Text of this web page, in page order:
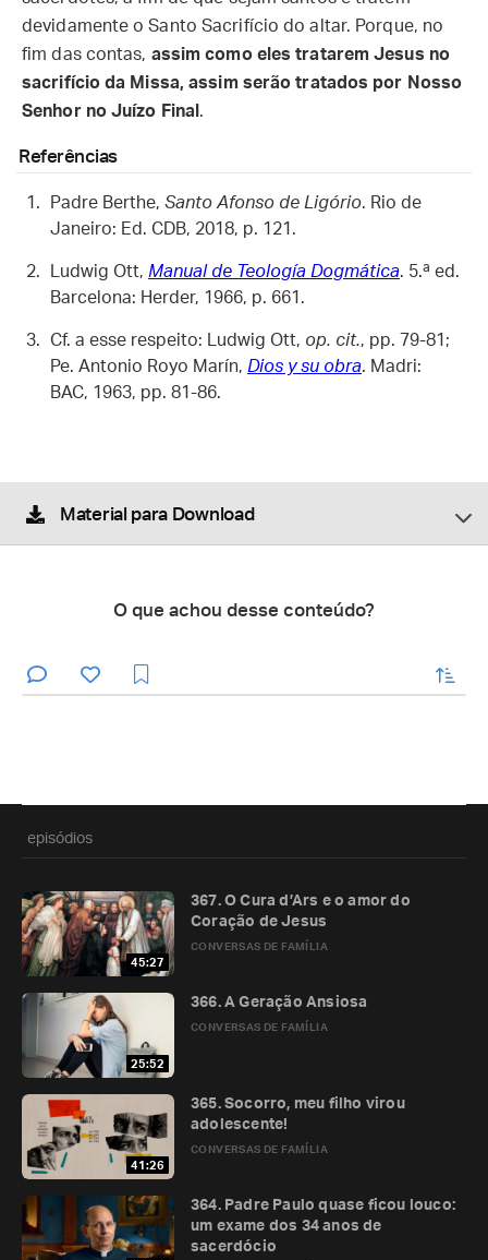
devidamente o Santo Sacrifício do altar. Porque, no
fim das contas, assim como eles tratarem Jesus no
sacrifício da Missa, assim serão tratados por Nosso
Senhor no Juízo Final .
Referências
Padre Berthe, Santo Afonso de Ligório. Rio de
Janeiro: Ed. CDB, 2018, p. 121.
Ludwig Ott, Manual de Teología Dogmática. 5.ª ed.
Barcelona: Herder, 1966, p. 661.
Cf. a esse respeito: Ludwig Ott, op. cit., pp. 79-81;
Pe. Antonio Royo Marín, Dios y su obra. Madri:
BAC, 1963, pp. 81-86.
Material para Download
O que achou desse conteúdo?
enviar
episódios
45:27
CONVERSAS DE FAMÍLIA
367. O Cura d’Ars e o amor do
Coração de Jesus
25:52
CONVERSAS DE FAMÍLIA
366. A Geração Ansiosa
41:26
CONVERSAS DE FAMÍLIA
365. Socorro, meu filho virou
adolescente!
364. Padre Paulo quase ficou louco:
um exame dos 34 anos de
sacerdócio